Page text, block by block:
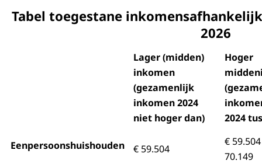
Tabel toegestane
2026
Lager (midden)
inkomen
(gezamenlijk
inkomen 2024
niet hoger dan)
Hoger
2024
Eenpersoonshuishouden € 59.504
€
70.149